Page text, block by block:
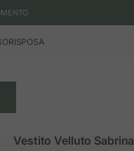
SPOSA
Vestito Velluto Sabrina